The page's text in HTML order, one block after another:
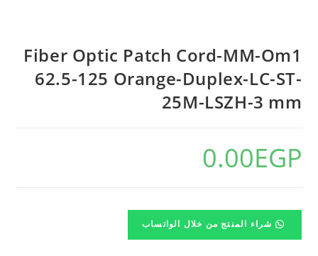
Fiber Optic Patch Cord-MM-Om1
62.5-125 Orange-Duplex-LC-ST-
25M-LSZH-3 mm
0.00EGP
شراء المنتج من خلال الواتساب